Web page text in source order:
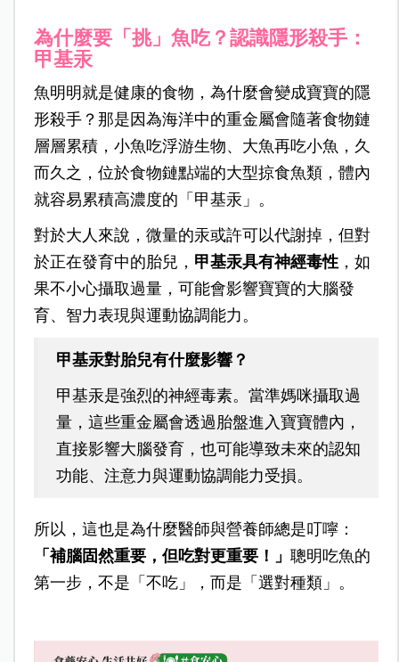
為什麼要「挑」魚吃？認識隱形殺手：
甲基汞
魚明明就是健康的食物，為什麼會變成寶寶的隱
形殺手？那是因為海洋中的重金屬會隨著食物鏈
層層累積，小魚吃浮游生物、大魚再吃小魚，久
而久之，位於食物鏈點端的大型掠食魚類，體內
就容易累積高濃度的「甲基汞」。
對於大人來說，微量的汞或許可以代謝掉，但對
於正在發育中的胎兒， 甲基汞具有神經毒性，如
果不小心攝取過量，可能會影響寶寶的大腦發
育、智力表現與運動協調能力。
甲基汞對胎兒有什麼影響？
甲基汞是強烈的神經毒素。當準媽咪攝取過
量，這些重金屬會透過胎盤進入寶寶體內，
直接影響大腦發育，也可能導致未來的認知
功能、注意力與運動協調能力受損。
所以，這也是為什麼醫師與營養師總是叮嚀：
「補腦固然重要，但吃對更重要！」 聰明吃魚的
第一步，不是「不吃」，而是「選對種類」。